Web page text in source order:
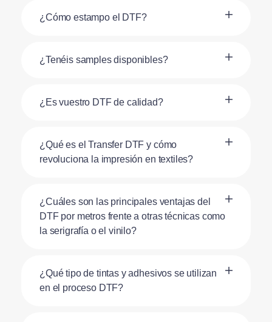
¿Cómo estampo el DTF?
¿Tenéis samples disponibles?
¿Es vuestro DTF de calidad?
¿Qué es el Transfer DTF y cómo
revoluciona la impresión en textiles?
¿Cuáles son las principales ventajas del
DTF por metros frente a otras técnicas como
la serigrafía o el vinilo?
¿Qué tipo de tintas y adhesivos se utilizan
en el proceso DTF?